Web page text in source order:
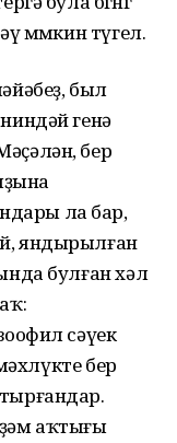
мөмкин түгел.
был
генә
бер
ла бар,
яндырылған
булған хәл
сәүек
бер
аҡтығы